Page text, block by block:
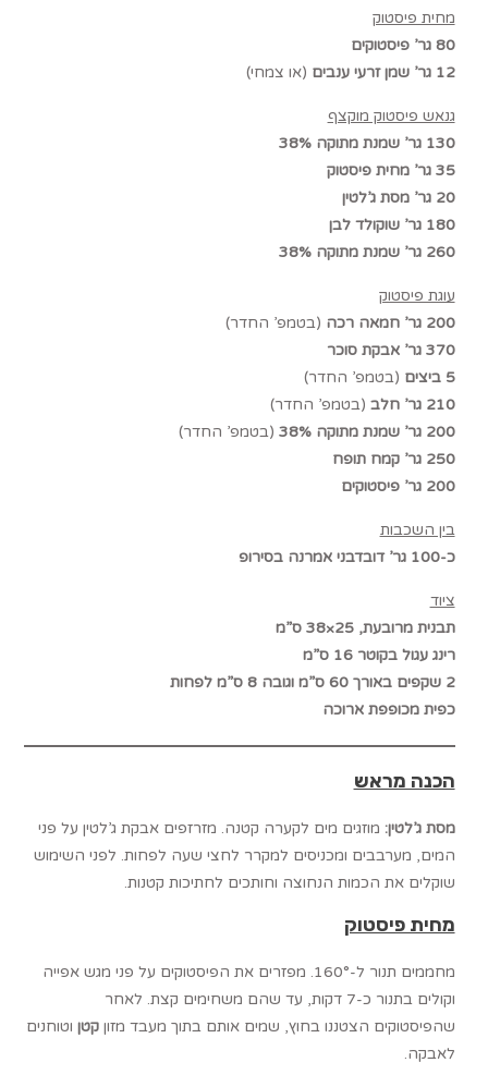
מחית פיסטוק
80 גר’ פיסטוקים
12 גר’ שמן זרעי ענבים
(או צמחי)
גנאש פיסטוק מוקצף
130 גר’ שמנת מתוקה 38%
35 גר’ מחית פיסטוק
20 גר’ מסת ג’לטין
180 גר’ שוקולד לבן
260 גר’ שמנת מתוקה 38%
עוגת פיסטוק
200 גר’ חמאה רכה
(בטמפ’ החדר)
370 גר’ אבקת סוכר
5 ביצים
(בטמפ’ החדר)
210 גר’ חלב
(בטמפ’ החדר)
200 גר’ שמנת מתוקה 38%
(בטמפ’ החדר)
250 גר’ קמח תופח
200 גר’ פיסטוקים
בין השכבות
כ-100 גר’ דובדבני אמרנה בסירופ
ציוד
תבנית מרובעת, 25×38 ס”מ
רינג עגול בקוטר 16 ס”מ
2 שקפים באורך 60 ס”מ וגובה 8 ס”מ לפחות
כפית מכופפת ארוכה
הכנה מראש
מסת ג’לטין: מוזגים מים לקערה קטנה. מזרזפים אבקת ג’לטין על פני
המים, מערבבים ומכניסים למקרר לחצי שעה לפחות. לפני השימוש
שוקלים את הכמות הנחוצה וחותכים לחתיכות קטנות.
מחית פיסטוק
מחממים תנור ל-160°. מפזרים את הפיסטוקים על פני מגש אפייה
וקולים בתנור כ-7 דקות, עד שהם משחימים קצת. לאחר
שהפיסטוקים הצטננו בחוץ, שמים אותם בתוך מעבד מזוןקטן וטוחנים
לאבקה.